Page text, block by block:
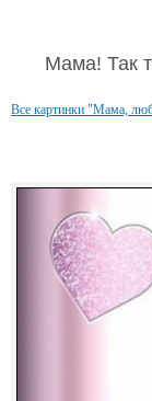
Мама! Так
Все картинки "Мама,